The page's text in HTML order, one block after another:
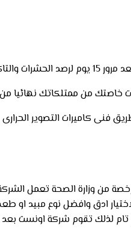
مستقبلا
خاصتك من ممتلكاتك نهائيا
كاميرات التصوير
ادق وافضل نوع مبيد